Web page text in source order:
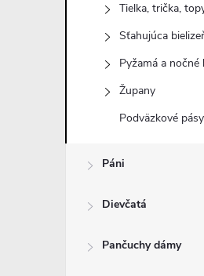
Tielka, trička,
Sťahujúca
Pyžamá a nočné
Župany
Podväzkové pásy
Páni
Dievčatá
Pančuchy dámy